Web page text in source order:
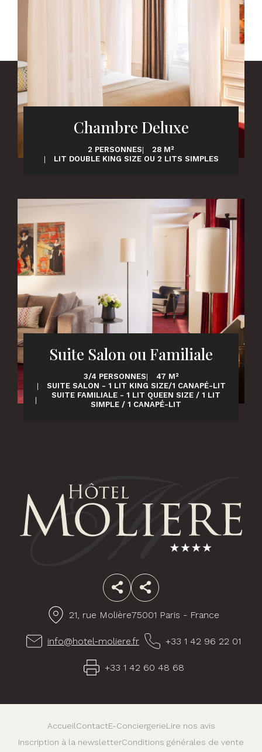
Chambre Deluxe
2 PERSONNES
28 M²
LIT DOUBLE KING SIZE OU 2 LITS SIMPLES
Suite Salon ou Familiale
3/4 PERSONNES
47 M²
SUITE SALON - 1 LIT KING SIZE/1 CANAPÉ-LIT
SUITE FAMILIALE - 1 LIT QUEEN SIZE / 1 LIT
SIMPLE / 1 CANAPÉ-LIT
FacebookInstagram
21, rue Molière75001 Paris - France
info@hotel-moliere.fr +33 1 42 96 22 01
+33 1 42 60 48 68
AccueilContactE-ConciergerieLire nos avis
Inscription à la newsletterConditions générales de vente